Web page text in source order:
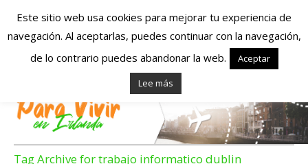
Españoles en
Irlanda – Vivir en
Irlanda – Trabajo
Tag Archive for trabajo informatico dublin
Este sitio web usa cookies para mejorar tu experiencia de
navegación. Al aceptarlas, puedes continuar con la navegación,
de lo contrario puedes abandonar la web.
Aceptar
Lee más